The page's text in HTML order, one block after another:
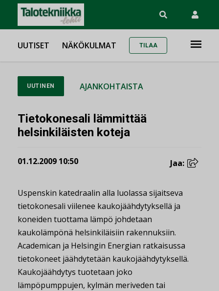
UUTISET NÄKÖKULMAT TILAA
UUTINEN AJANKOHTAISTA
Tietokonesali lämmittää
helsinkiläisten koteja
01.12.2009 10:50 Jaa:
Uspenskin katedraalin alla luolassa sijaitseva
tietokonesali viilenee kaukojäähdytyksellä ja
koneiden tuottama lämpö johdetaan
kaukolämpönä helsinkiläisiin rakennuksiin.
Academican ja Helsingin Energian ratkaisussa
tietokoneet jäähdytetään kaukojäähdytyksellä.
Kaukojäähdytys tuotetaan joko
lämpöpumppujen, kylmän meriveden tai